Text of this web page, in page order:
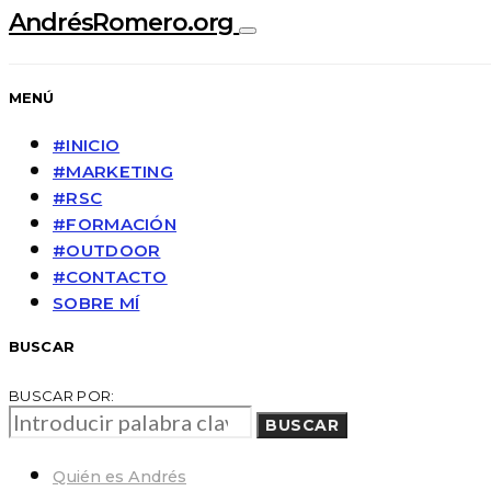
AndrésRomero.org
MENÚ
#INICIO
#MARKETING
#RSC
#FORMACIÓN
#OUTDOOR
#CONTACTO
SOBRE MÍ
BUSCAR
BUSCAR POR:
BUSCAR
Quién es Andrés